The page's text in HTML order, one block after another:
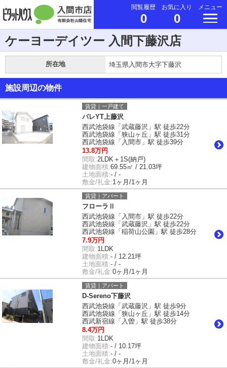
閲覧履歴
0
お気に入り
0
メニュー
ケーヨーデイツー 入間下藤沢店
所在地 埼玉県入間市大字下藤沢
施設周辺の物件
賃貸｜一戸建て
パレYT上藤沢
西武池袋線「武蔵藤沢」駅 徒歩22分
西武池袋線「狭山ヶ丘」駅 徒歩31分
西武池袋線「入間市」駅 徒歩39分
13.8万円
間取:2LDK＋1S(納戸)
建物面積:69.55㎡ / 21.03坪
土地面積:- / -
敷金/礼金:1ヶ月/1ヶ月
賃貸｜アパート
フローラⅡ
西武池袋線「入間市」駅 徒歩22分
西武池袋線「武蔵藤沢」駅 徒歩22分
西武池袋線「稲荷山公園」駅 徒歩28分
7.9万円
間取:1LDK
建物面積:- / 12.21坪
土地面積:- / -
敷金/礼金:0ヶ月/1ヶ月
賃貸｜アパート
D-Sereno下藤沢
西武池袋線「武蔵藤沢」駅 徒歩9分
西武池袋線「狭山ヶ丘」駅 徒歩14分
西武新宿線「入曽」駅 徒歩38分
8.4万円
間取:1LDK
建物面積:- / 10.17坪
土地面積:- / -
敷金/礼金:0ヶ月/1ヶ月